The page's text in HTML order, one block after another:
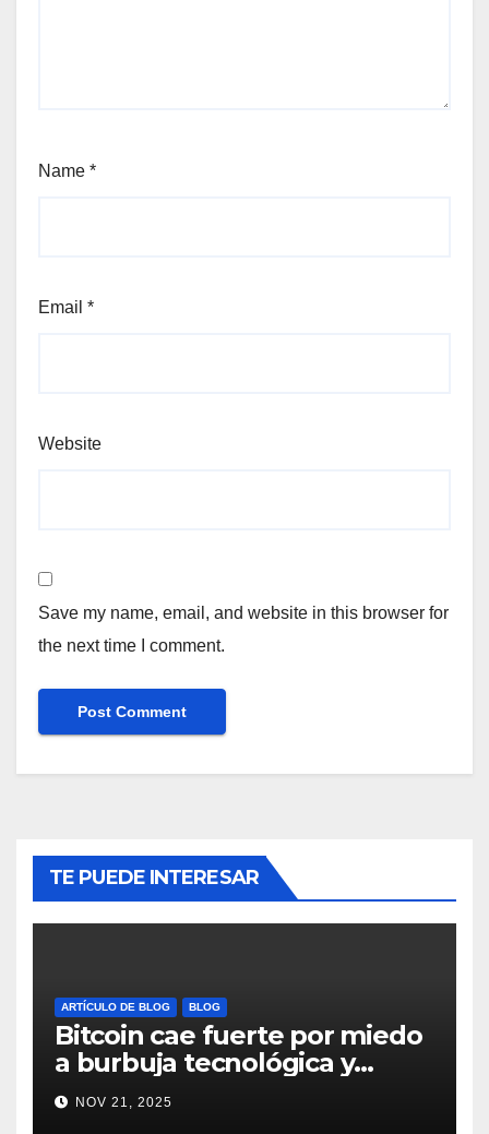
Name *
Email *
Website
Save my name, email, and website in this browser for
the next time I comment.
TE PUEDE INTERESAR
ARTÍCULO DE BLOG BLOG
Bitcoin cae fuerte por miedo
a burbuja tecnológica y
nervios en AI #crypto
#Bitcoin
NOV 21, 2025